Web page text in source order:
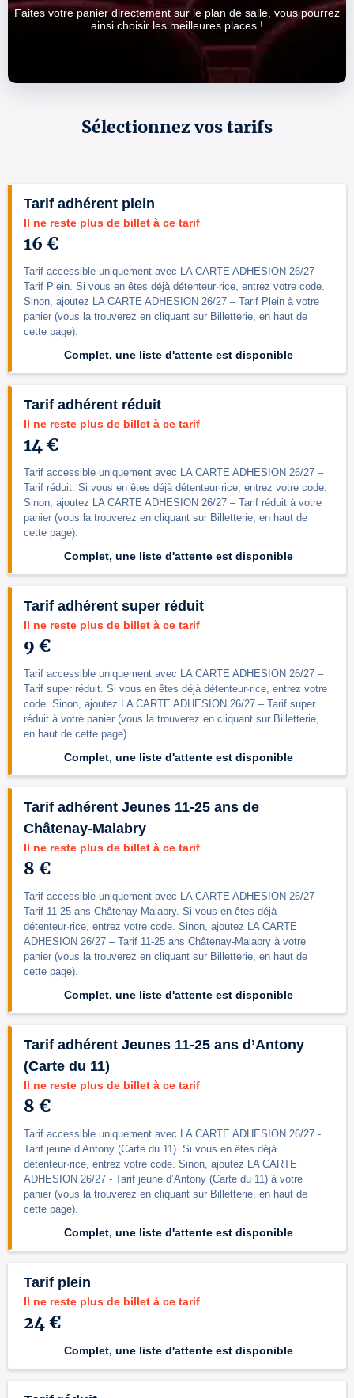
Faites votre panier directement sur le plan de salle, vous pourrez
ainsi choisir les meilleures places !
Sélectionnez vos tarifs
Tarif adhérent plein
Il ne reste plus de billet à ce tarif
16 €
Tarif accessible uniquement avec LA CARTE ADHESION 26/27 –
Tarif Plein. Si vous en êtes déjà détenteur·rice, entrez votre code.
Sinon, ajoutez LA CARTE ADHESION 26/27 – Tarif Plein à votre
panier (vous la trouverez en cliquant sur Billetterie, en haut de
cette page).
Complet, une liste d'attente est disponible
Tarif adhérent réduit
Il ne reste plus de billet à ce tarif
14 €
Tarif accessible uniquement avec LA CARTE ADHESION 26/27 –
Tarif réduit. Si vous en êtes déjà détenteur·rice, entrez votre code.
Sinon, ajoutez LA CARTE ADHESION 26/27 – Tarif réduit à votre
panier (vous la trouverez en cliquant sur Billetterie, en haut de
cette page).
Complet, une liste d'attente est disponible
Tarif adhérent super réduit
Il ne reste plus de billet à ce tarif
9 €
Tarif accessible uniquement avec LA CARTE ADHESION 26/27 –
Tarif super réduit. Si vous en êtes déjà détenteur·rice, entrez votre
code. Sinon, ajoutez LA CARTE ADHESION 26/27 – Tarif super
réduit à votre panier (vous la trouverez en cliquant sur Billetterie,
en haut de cette page)
Complet, une liste d'attente est disponible
Tarif adhérent Jeunes 11-25 ans de
Châtenay-Malabry
Il ne reste plus de billet à ce tarif
8 €
Tarif accessible uniquement avec LA CARTE ADHESION 26/27 –
Tarif 11-25 ans Châtenay-Malabry. Si vous en êtes déjà
détenteur·rice, entrez votre code. Sinon, ajoutez LA CARTE
ADHESION 26/27 – Tarif 11-25 ans Châtenay-Malabry à votre
panier (vous la trouverez en cliquant sur Billetterie, en haut de
cette page).
Complet, une liste d'attente est disponible
Tarif adhérent Jeunes 11-25 ans d’Antony
(Carte du 11)
Il ne reste plus de billet à ce tarif
8 €
Tarif accessible uniquement avec LA CARTE ADHESION 26/27 -
Tarif jeune d’Antony (Carte du 11). Si vous en êtes déjà
détenteur·rice, entrez votre code. Sinon, ajoutez LA CARTE
ADHESION 26/27 - Tarif jeune d’Antony (Carte du 11) à votre
panier (vous la trouverez en cliquant sur Billetterie, en haut de
cette page).
Complet, une liste d'attente est disponible
Tarif plein
Il ne reste plus de billet à ce tarif
24 €
Complet, une liste d'attente est disponible